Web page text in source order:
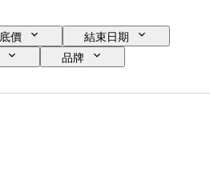
底價
結束日期
品牌